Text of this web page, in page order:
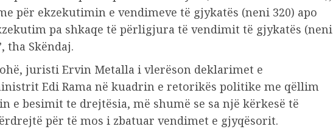
për ekzekutimin e vendimeve të gjykatës (neni 320) apo
pa shkaqe të përligjura të vendimit të gjykatës (neni
tha Skëndaj.
juristi Ervin Metalla i vlerëson deklarimet e
Edi Rama në kuadrin e retorikës politike me qëllim
e besimit te drejtësia, më shumë se sa një kërkesë të
për të mos i zbatuar vendimet e gjyqësorit.